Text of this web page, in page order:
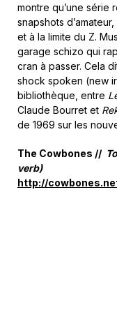
montre qu’une série
snapshots
et à la limite du Z.
garage schizo qui
cran à passer. Cela
shock spoken (new
bibliothèque, entre
Claude Bourret et
de 1969 sur les
The Cowbones //
verb)
http://